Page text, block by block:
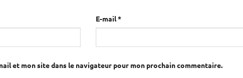
E-mail*
et mon site dans le navigateur pour mon prochain commentaire.